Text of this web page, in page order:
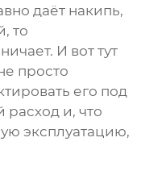
даёт накипь,
то
И вот тут
просто
его под
расход и, что
эксплуатацию,